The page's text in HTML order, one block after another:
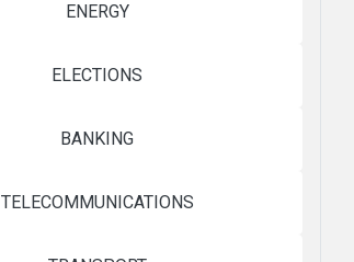
ENERGY
ELECTIONS
BANKING
TELECOMMUNICATIONS